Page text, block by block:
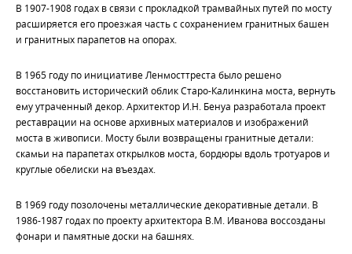
В 1907-1908 годах в связи с прокладкой трамвайных путей по мосту
расширяется его проезжая часть с сохранением гранитных башен
и гранитных парапетов на опорах.
В 1965 году по инициативе Ленмосттреста было решено
восстановить исторический облик Старо-Калинкина моста, вернуть
ему утраченный декор. Архитектор И.Н. Бенуа разработала проект
реставрации на основе архивных материалов и изображений
моста в живописи. Мосту были возвращены гранитные детали:
скамьи на парапетах открылков моста, бордюры вдоль тротуаров и
круглые обелиски на въездах.
В 1969 году позолочены металлические декоративные детали. В
1986-1987 годах по проекту архитектора В.М. Иванова воссозданы
фонари и памятные доски на башнях.